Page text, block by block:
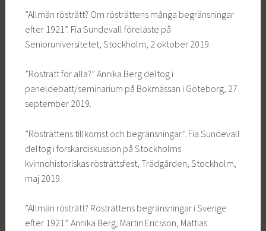
”Allmän rösträtt? Om rösträttens många begränsningar
efter 1921”. Fia Sundevall föreläste på
Senioruniversitetet, Stockholm, 2 oktober 2019.
”Rösträtt för alla?” Annika Berg deltog i
paneldebatt/seminarium på Bokmässan i Göteborg, 27
september 2019.
”Rösträttens tillkomst och begränsningar”. Fia Sundevall
deltog i forskardiskussion på Stockholms
kvinnohistoriskas rösträttsfest, Trädgården, Stockholm,
maj 2019.
”Allmän rösträtt? Rösträttens begränsningar i Sverige
efter 1921”. Annika Berg, Martin Ericsson, Mattias